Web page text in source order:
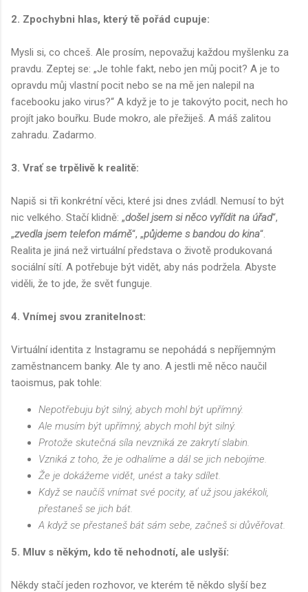
2. Zpochybni hlas, který tě pořád cupuje:
Mysli si, co chceš. Ale prosím, nepovažuj každou myšlenku za
pravdu. Zeptej se: „Je tohle fakt, nebo jen můj pocit? A je to
opravdu můj vlastní pocit nebo se na mě jen nalepil na
facebooku jako virus?“ A když je to je takovýto pocit, nech ho
projít jako bouřku. Bude mokro, ale přežiješ. A máš zalitou
zahradu. Zadarmo.
3. Vrať se trpělivě k realitě:
Napiš si tři konkrétní věci, které jsi dnes zvládl. Nemusí to být
nic velkého. Stačí klidně: „došel jsem si něco vyřídit na úřad“,
„zvedla jsem telefon mámě“, „půjdeme s bandou do kina“.
Realita je jiná než virtuální představa o životě produkovaná
sociální sítí. A potřebuje být vidět, aby nás podržela. Abyste
viděli, že to jde, že svět funguje.
4. Vnímej svou zranitelnost:
Virtuální identita z Instagramu se nepohádá s nepříjemným
zaměstnancem banky. Ale ty ano. A jestli mě něco naučil
taoismus, pak tohle:
Nepotřebuju být silný, abych mohl být upřímný.
Ale musím být upřímný, abych mohl být silný.
Protože skutečná síla nevzniká ze zakrytí slabin.
Vzniká z toho, že je odhalíme a dál se jich nebojíme.
Že je dokážeme vidět, unést a taky sdílet.
Když se naučíš vnímat své pocity, ať už jsou jakékoli,
přestaneš se jich bát.
A když se přestaneš bát sám sebe, začneš si důvěřovat.
5. Mluv s někým, kdo tě nehodnotí, ale uslyší:
Někdy stačí jeden rozhovor, ve kterém tě někdo slyší bez